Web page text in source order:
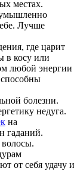
местах.
Лучше
где царит
в косу или
любой энергии
болезни.
недуга.
на
гаданий.
от себя удачу и